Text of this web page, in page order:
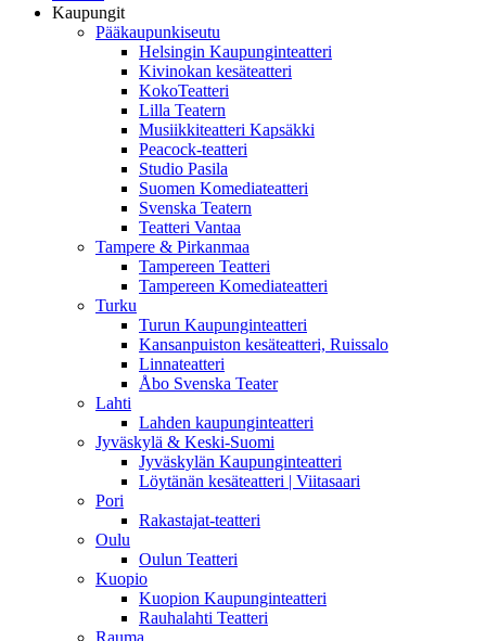
Kaupungit
Pääkaupunkiseutu
Helsingin Kaupunginteatteri
Kivinokan kesäteatteri
KokoTeatteri
Lilla Teatern
Musiikkiteatteri Kapsäkki
Peacock-teatteri
Studio Pasila
Suomen Komediateatteri
Svenska Teatern
Teatteri Vantaa
Tampere & Pirkanmaa
Tampereen Teatteri
Tampereen Komediateatteri
Turku
Turun Kaupunginteatteri
Kansanpuiston kesäteatteri, Ruissalo
Linnateatteri
Åbo Svenska Teater
Lahti
Lahden kaupunginteatteri
Jyväskylä & Keski-Suomi
Jyväskylän Kaupunginteatteri
Löytänän kesäteatteri | Viitasaari
Pori
Rakastajat-teatteri
Oulu
Oulun Teatteri
Kuopio
Kuopion Kaupunginteatteri
Rauhalahti Teatteri
Rauma